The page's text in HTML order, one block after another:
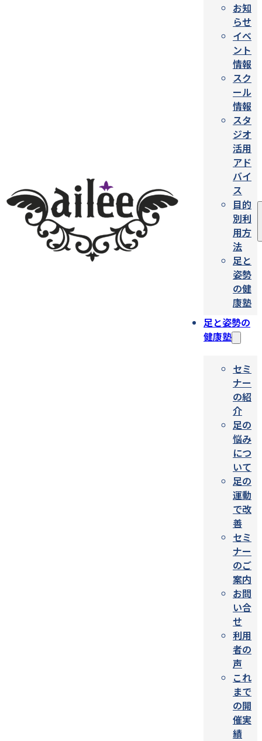
お知
らせ
イベ
ント
情報
スク
ール
情報
スタ
ジオ
活用
アド
バイ
ス
目的
別利
用方
法
足と
姿勢
の健
康塾
足と姿勢の
健康塾
セミ
ナー
の紹
介
足の
悩み
につ
いて
足の
運動
で改
善
セミ
ナー
のご
案内
お問
い合
せ
利用
者の
声
これ
まで
の開
催実
績